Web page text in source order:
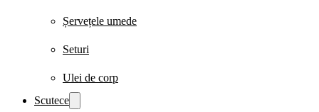
Șervețele umede
Seturi
Ulei de corp
Scutece